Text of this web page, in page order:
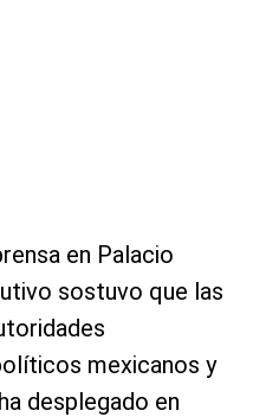
en Palacio
sostuvo que las
mexicanos y
desplegado en